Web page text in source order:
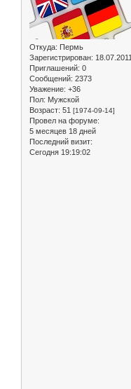
Откуда: Пермь
Зарегистрирован: 18.07.2011
Приглашений: 0
Сообщений: 2373
Уважение: +36
Пол: Мужской
Возраст: 51 [1974-09-14]
Провел на форуме:
5 месяцев 18 дней
Последний визит:
Сегодня 19:19:02